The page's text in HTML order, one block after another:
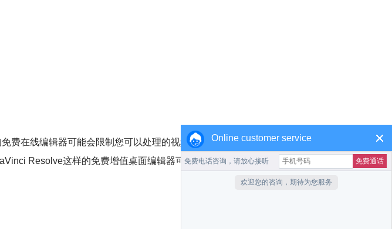
在线编辑器可能会限制您可以处理的视频长度，或者在导出的文件上添加自己
Resolve这样的免费增值桌面编辑器可能是值得的。
Online customer service